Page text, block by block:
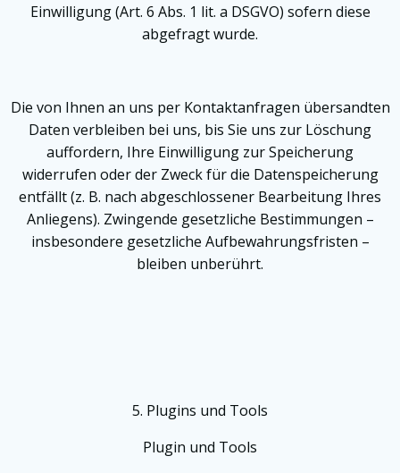
Einwilligung (Art. 6 Abs. 1 lit. a DSGVO) sofern diese
abgefragt wurde.
Die von Ihnen an uns per Kontaktanfragen übersandten
Daten verbleiben bei uns, bis Sie uns zur Löschung
auffordern, Ihre Einwilligung zur Speicherung
widerrufen oder der Zweck für die Datenspeicherung
entfällt (z. B. nach abgeschlossener Bearbeitung Ihres
Anliegens). Zwingende gesetzliche Bestimmungen –
insbesondere gesetzliche Aufbewahrungsfristen –
bleiben unberührt.
5. Plugins und Tools
Plugin und Tools